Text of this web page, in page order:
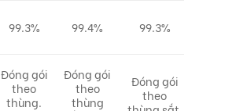
99.3% 99.4% 99.3%
Đóng gói
theo
thùng.
Đóng gói
theo
thùng
Đóng gói
theo